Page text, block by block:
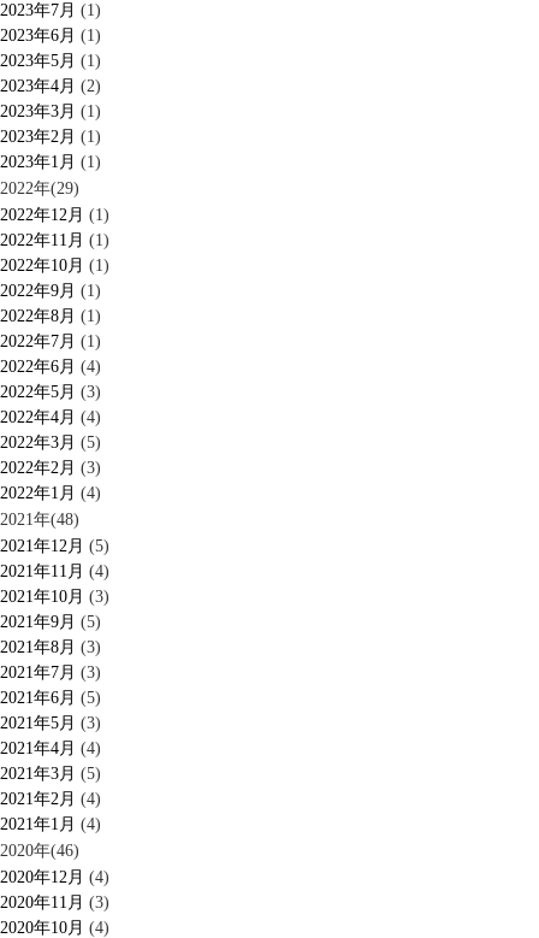
2023年7月 (1)
2023年6月 (1)
2023年5月 (1)
2023年4月 (2)
2023年3月 (1)
2023年2月 (1)
2023年1月 (1)
2022年(29)
2022年12月 (1)
2022年11月 (1)
2022年10月 (1)
2022年9月 (1)
2022年8月 (1)
2022年7月 (1)
2022年6月 (4)
2022年5月 (3)
2022年4月 (4)
2022年3月 (5)
2022年2月 (3)
2022年1月 (4)
2021年(48)
2021年12月 (5)
2021年11月 (4)
2021年10月 (3)
2021年9月 (5)
2021年8月 (3)
2021年7月 (3)
2021年6月 (5)
2021年5月 (3)
2021年4月 (4)
2021年3月 (5)
2021年2月 (4)
2021年1月 (4)
2020年(46)
2020年12月 (4)
2020年11月 (3)
2020年10月 (4)